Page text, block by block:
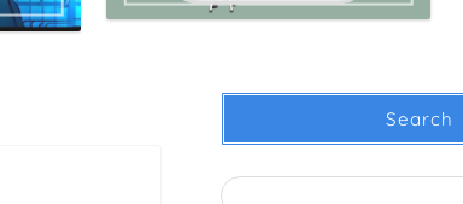
Search